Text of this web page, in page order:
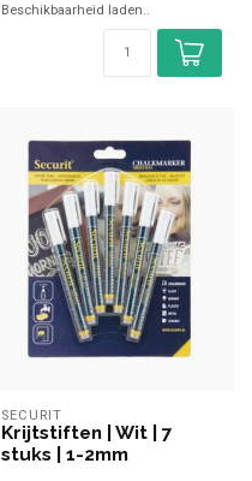
Beschikbaarheid laden..
SECURIT
Krijtstiften | Wit | 7
stuks | 1-2mm